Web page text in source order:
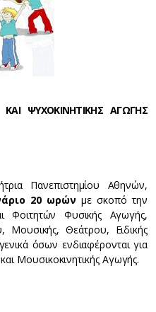
ΚΑΙ ΨΥΧΟΚΙΝΗΤΙΚΗΣ ΑΓΩΓΗΣ
Πανεπιστημίου Αθηνών,
20 ωρώνμε σκοπό την
Φοιτητών Φυσικής Αγωγής,
Θεάτρου, Ειδικής
όσων ενδιαφέρονται για
Μουσικοκινητικής Αγωγής.